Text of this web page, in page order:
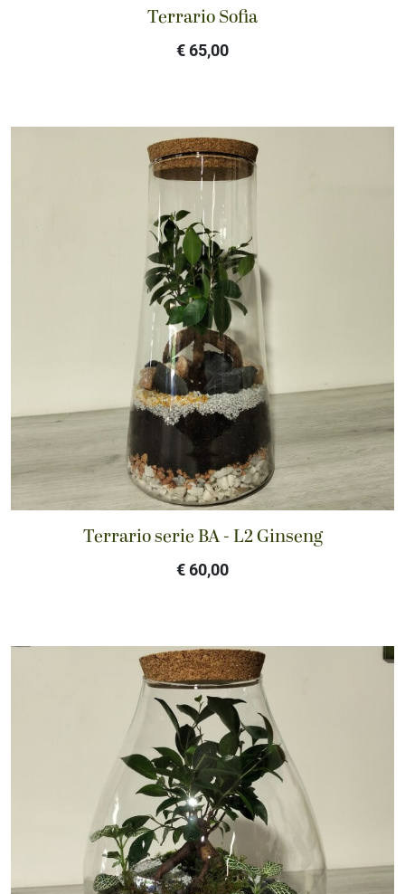
Terrario Sofia
€ 65,00
Terrario serie BA - L2 Ginseng
€ 60,00